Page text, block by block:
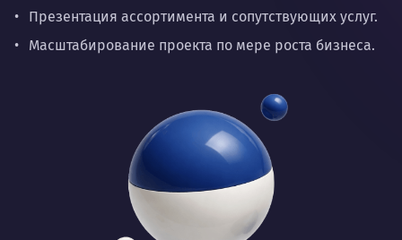
Презентация ассортимента и сопутствующих услуг.
Масштабирование проекта по мере роста бизнеса.